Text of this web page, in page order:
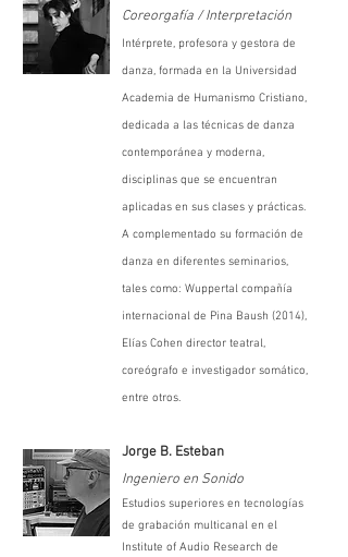
Coreorgafía / Interpretación
Intérprete, profesora y gestora de
danza, formada en la Universidad
Academia de Humanismo Cristiano,
dedicada a las técnicas de danza
contemporánea y moderna,
disciplinas que se encuentran
aplicadas en sus clases y prácticas.
A complementado su formación de
danza en diferentes seminarios,
tales como: Wuppertal compañía
internacional de Pina Baush (2014),
Elías Cohen director teatral,
coreógrafo e investigador somático,
entre otros.
Jorge B. Esteban
Ingeniero en Sonido
Estudios superiores en tecnologías
de grabación multicanal en el
Institute of Audio Research de